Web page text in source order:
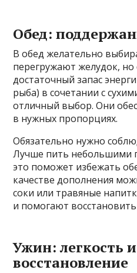
Обед:
В обед желательно
перегружают желудок,
достаточный запас
рыба) в сочетании с
отличный выбор. Они
в нужных пропорциях.
Обязательно нужно
Лучше пить небольшими
это поможет избежать
качестве дополнения
соки или травяные
и помогают
Ужин: легкость и
восстановление